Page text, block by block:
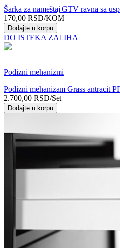
Šarka za nameštaj GTV ravna sa
170,00 RSD/KOM
Dodajte u korpu
DO ISTEKA ZALIHA
Podizni mehanizmi
Podizni mehanizam Grass antracit
2.700,00 RSD/Set
Dodajte u korpu